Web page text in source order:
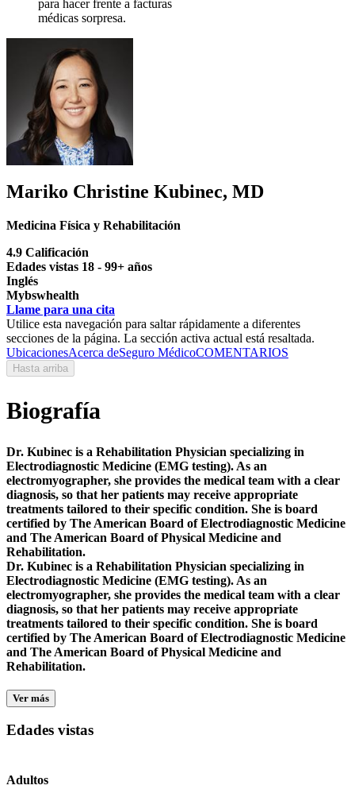
para hacer frente a facturas
médicas sorpresa.
Mariko Christine Kubinec, MD
Medicina Física y Rehabilitación
4.9 Calificación
Edades vistas 18 - 99+ años
Inglés
Mybswhealth
Llame para una cita
Utilice esta navegación para saltar rápidamente a diferentes
secciones de la página. La sección activa actual está resaltada.
UbicacionesAcerca deSeguro MédicoCOMENTARIOS
Hasta arriba
Biografía
Dr. Kubinec is a Rehabilitation Physician specializing in
Electrodiagnostic Medicine (EMG testing). As an
electromyographer, she provides the medical team with a clear
diagnosis, so that her patients may receive appropriate
treatments tailored to their specific condition. She is board
certified by The American Board of Electrodiagnostic Medicine
and The American Board of Physical Medicine and
Rehabilitation.
Dr. Kubinec is a Rehabilitation Physician specializing in
Electrodiagnostic Medicine (EMG testing). As an
electromyographer, she provides the medical team with a clear
diagnosis, so that her patients may receive appropriate
treatments tailored to their specific condition. She is board
certified by The American Board of Electrodiagnostic Medicine
and The American Board of Physical Medicine and
Rehabilitation.
Ver más
Edades vistas
Adultos